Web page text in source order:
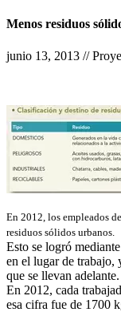
Menos residuos
junio 13, 2013 //
En 2012, los empleados
residuos sólidos urbanos.
Esto se logró
en el lugar de trabajo,
que se llevan adelante.
En 2012, cada
esa cifra fue de 1700